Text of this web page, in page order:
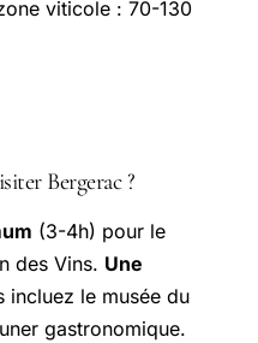
viticole : 70-130
Bergerac ?
(3-4h) pour le
des Vins. Une
incluez le musée du
gastronomique.